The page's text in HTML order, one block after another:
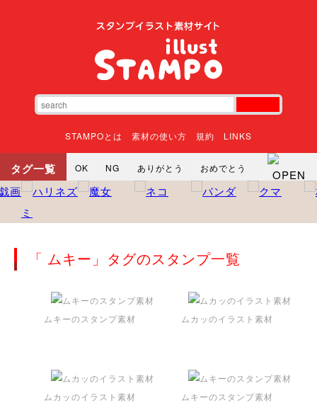
STAMPOとは 素材の使い方 規約 LINKS
タグ一覧 OK NG ありがとう
おめでとう
寝る
やったね
それな
悲しい
だるい 衝撃 まったり
暇
るんるん ファイト
焦る
じゃあね
寝る 笑う 興奮 お正月
「 ムキー」タグのスタンプ一覧
ムキーのスタンプ素材 ムカッのイラスト素材
ムカッのイラスト素材 ムキーのスタンプ素材